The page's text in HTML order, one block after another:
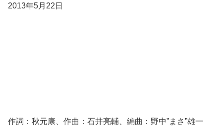
2013年5月22日
作詞：秋元康、作曲：石井亮輔、編曲：野中”まさ”雄一